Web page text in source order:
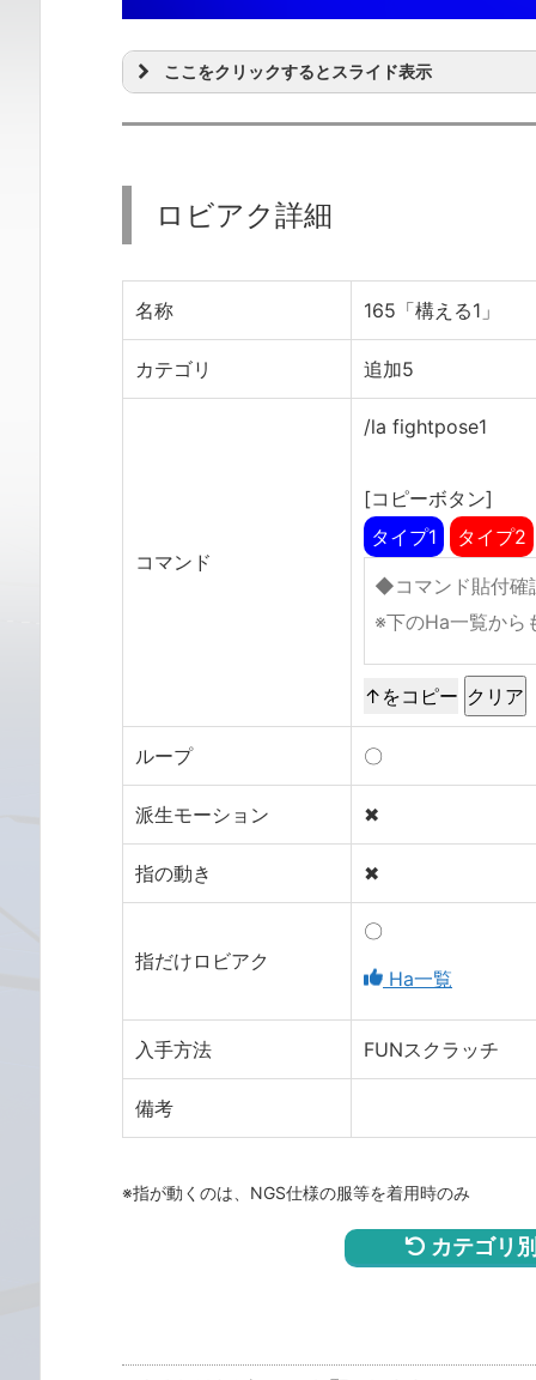
ここをクリックするとスライド表示
ロビアク詳細
名称 165「構える1」
カテゴリ 追加5
コマンド
/la fightpose1
[コピーボタン]
タイプ1
タイプ2
↑をコピー
ループ 〇
派生モーション ✖
指の動き ✖
指だけロビアク
〇
Ha一覧
入手方法 FUNスクラッチ
備考
※指が動くのは、NGS仕様の服等を着用時のみ
カテゴリ